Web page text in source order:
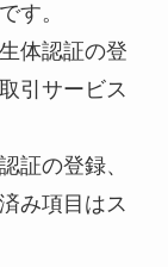
す。
体認証の登
引サービス
証の登録、
み項目はス